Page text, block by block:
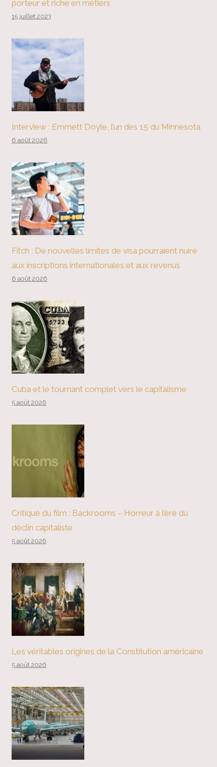
porteur et riche en métiers
15 juillet 2023
Interview : Emmett Doyle, l’un des 15 du Minnesota
6 août 2026
Fitch : De nouvelles limites de visa pourraient nuire
aux inscriptions internationales et aux revenus
6 août 2026
Cuba et le tournant complet vers le capitalisme
5 août 2026
Critique du film : Backrooms – Horreur à l’ère du
déclin capitaliste
5 août 2026
Les véritables origines de la Constitution américaine
5 août 2026